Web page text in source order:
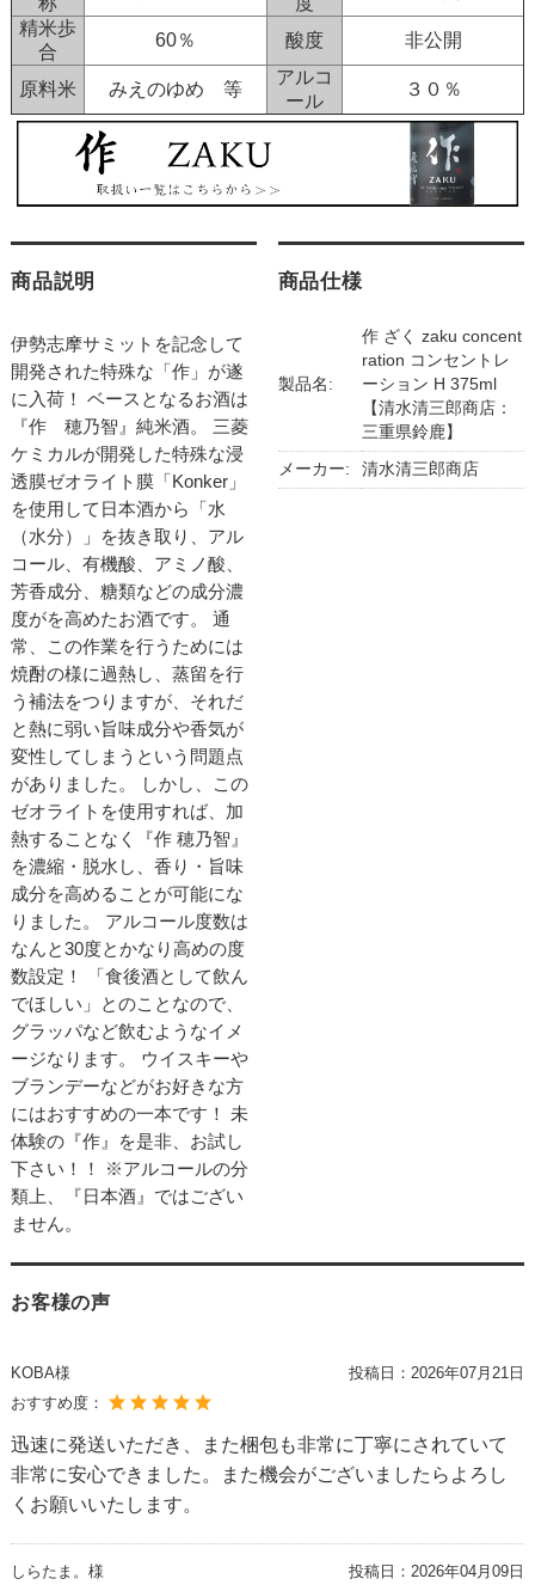
精米歩
合
60％ 酸度 非公開
原料米 みえのゆめ 等
アルコ
ール
３０％
商品説明
伊勢志摩サミットを記念して
開発された特殊な「作」が遂
に入荷！ ベースとなるお酒は
『作 穂乃智』純米酒。 三菱
ケミカルが開発した特殊な浸
透膜ゼオライト膜「Konker」
を使用して日本酒から「水
（水分）」を抜き取り、アル
コール、有機酸、アミノ酸、
芳香成分、糖類などの成分濃
度がを高めたお酒です。 通
常、この作業を行うためには
焼酎の様に過熱し、蒸留を行
う補法をつりますが、それだ
と熱に弱い旨味成分や香気が
変性してしまうという問題点
がありました。 しかし、この
ゼオライトを使用すれば、加
熱することなく『作 穂乃智』
を濃縮・脱水し、香り・旨味
成分を高めることが可能にな
りました。 アルコール度数は
なんと30度とかなり高めの度
数設定！ 「食後酒として飲ん
でほしい」とのことなので、
グラッパなど飲むようなイメ
ージなります。 ウイスキーや
ブランデーなどがお好きな方
にはおすすめの一本です！ 未
体験の『作』を是非、お試し
下さい！！ ※アルコールの分
類上、『日本酒』ではござい
ません。
商品仕様
製品名:
作 ざく zaku concent
ration コンセントレ
ーション H 375ml
【清水清三郎商店：
三重県鈴鹿】
メーカー: 清水清三郎商店
お客様の声
KOBA様 投稿日： 2026年07月21日
おすすめ度：
迅速に発送いただき、また梱包も非常に丁寧にされていて
非常に安心できました。また機会がございましたらよろし
くお願いいたします。
しらたま。様 投稿日： 2026年04月09日